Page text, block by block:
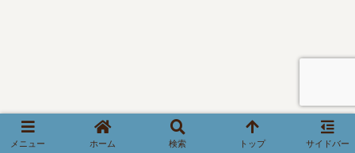
メニュー ホーム 検索 トップ サイドバー